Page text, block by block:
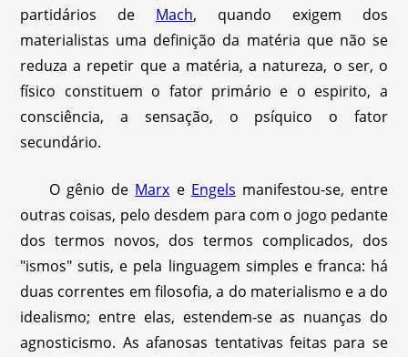
partidários de Mach, quando exigem dos
materialistas uma definição da matéria que não se
reduza a repetir que a matéria, a natureza, o ser, o
físico constituem o fator primário e o espirito, a
consciência, a sensação, o psíquico o fator
secundário.
O gênio de Marx e Engels manifestou-se, entre
outras coisas, pelo desdem para com o jogo pedante
dos termos novos, dos termos complicados, dos
"ismos" sutis, e pela linguagem simples e franca: há
duas correntes em filosofia, a do materialismo e a do
idealismo; entre elas, estendem-se as nuanças do
agnosticismo. As afanosas tentativas feitas para se